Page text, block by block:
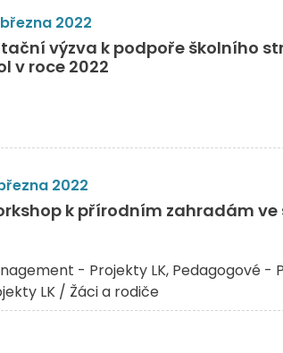
března 2022
výzva k podpoře školního
v roce 2022
2022
k přírodním zahradám ve
- Projekty LK Pedagogové -
LK / Žáci a rodiče